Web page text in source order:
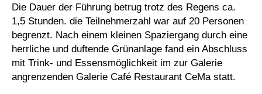
Die Dauer der Führung betrug trotz des Regens ca.
1,5 Stunden. die Teilnehmerzahl war auf 20 Personen
begrenzt. Nach einem kleinen Spaziergang durch eine
herrliche und duftende Grünanlage fand ein Abschluss
mit Trink- und Essensmöglichkeit im zur Galerie
angrenzenden Galerie Café Restaurant CeMa statt.